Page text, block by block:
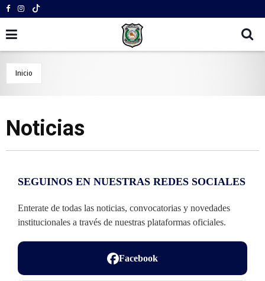
Inicio
Noticias
SEGUINOS EN NUESTRAS REDES SOCIALES
Enterate de todas las noticias, convocatorias y novedades
institucionales a través de nuestras plataformas oficiales.
Facebook